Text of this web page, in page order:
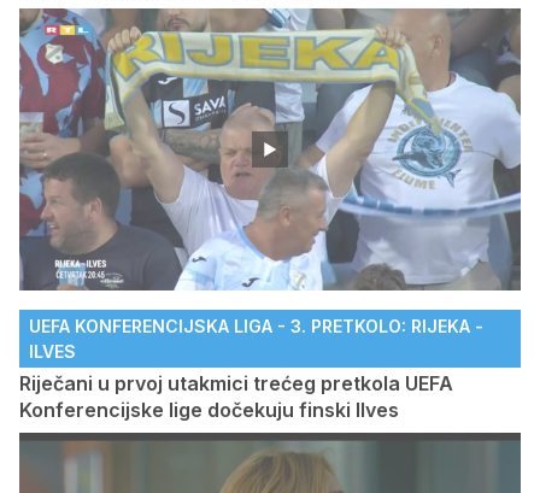
UEFA KONFERENCIJSKA LIGA - 3. PRETKOLO: RIJEKA -
ILVES
Riječani u prvoj utakmici trećeg pretkola UEFA
Konferencijske lige dočekuju finski Ilves